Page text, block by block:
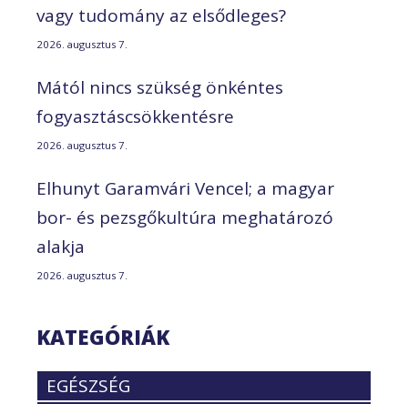
vagy tudomány az elsődleges?
2026. augusztus 7.
Mától nincs szükség önkéntes
fogyasztáscsökkentésre
2026. augusztus 7.
Elhunyt Garamvári Vencel; a magyar
bor- és pezsgőkultúra meghatározó
alakja
2026. augusztus 7.
KATEGÓRIÁK
EGÉSZSÉG